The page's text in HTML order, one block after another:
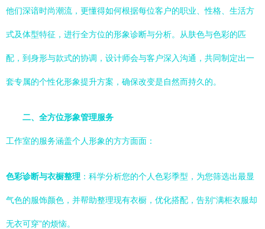
他们深谙时尚潮流，更懂得如何根据每位客户的职业、性格、生活方
式及体型特征，进行全方位的形象诊断与分析。从肤色与色彩的匹
配，到身形与款式的协调，设计师会与客户深入沟通，共同制定出一
套专属的个性化形象提升方案，确保改变是自然而持久的。
二、全方位形象管理服务
工作室的服务涵盖个人形象的方方面面：
色彩诊断与衣橱整理 ：科学分析您的个人色彩季型，为您筛选出最显
气色的服饰颜色，并帮助整理现有衣橱，优化搭配，告别“满柜衣服却
无衣可穿”的烦恼。